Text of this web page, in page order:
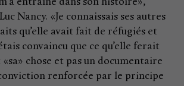
entraîné dans son histoire»,
Nancy. «Je connaissais ses autres
qu’elle avait fait de réfugiés et
convaincu que ce qu’elle ferait
chose et pas un documentaire
renforcée par le principe